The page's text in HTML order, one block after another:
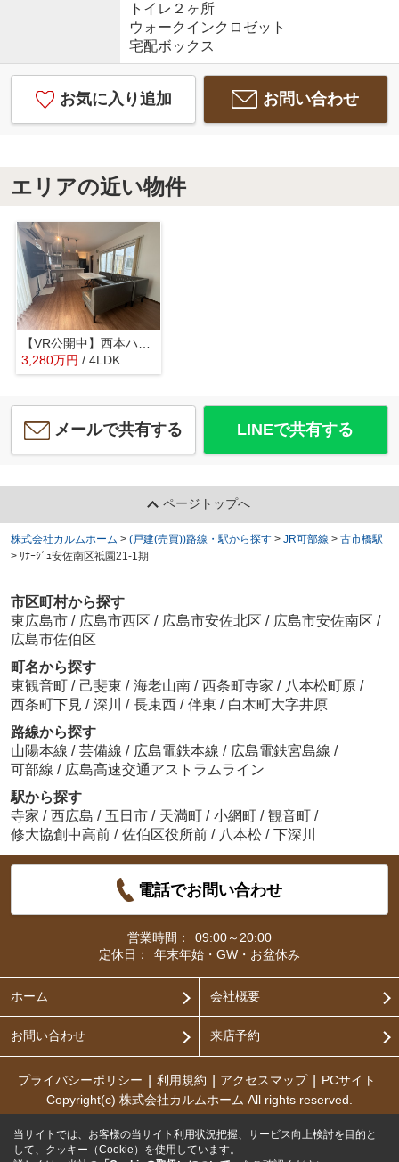
トイレ２ヶ所
ウォークインクロゼット
宅配ボックス
お気に入り追加 お問い合わせ
エリアの近い物件
3,280万円 / 4LDK
メールで共有する LINEで共有する
ページトップへ
株式会社カルムホーム > (戸建(売買))路線・駅から探す > JR可部線 > 古市橋駅
> ﾘﾅｰｼﾞｭ安佐南区祇園21-1期
市区町村から探す
東広島市 / 広島市西区 / 広島市安佐北区 / 広島市安佐南区 /
広島市佐伯区
町名から探す
東観音町 / 己斐東 / 海老山南 / 西条町寺家 / 八本松町原 /
西条町下見 / 深川 / 長束西 / 伴東 / 白木町大字井原
路線から探す
山陽本線 / 芸備線 / 広島電鉄本線 / 広島電鉄宮島線 /
可部線 / 広島高速交通アストラムライン
駅から探す
寺家 / 西広島 / 五日市 / 天満町 / 小網町 / 観音町 /
修大協創中高前 / 佐伯区役所前 / 八本松 / 下深川
電話でお問い合わせ
営業時間：
09:00～20:00
定休日：
年末年始・GW・お盆休み
ホーム 会社概要
お問い合わせ 来店予約
プライバシーポリシー 利用規約 アクセスマップ
PCサイト
Copyright(c) 株式会社カルムホーム All rights reserved.
当サイトでは、お客様の当サイト利用状況把握、サービス向上検討を目的と
して、クッキー（Cookie）を使用しています。